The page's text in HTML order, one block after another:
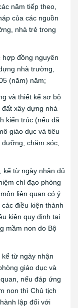
năm tiếp theo,
của các nguồn
nhà trẻ trong
đồng nguyên
nhà trường,
(năm) năm;
và thiết kế sơ bộ
xây dựng nhà
kiến trúc (nếu đã
giáo dục và tiêu
chăm sóc,
kể từ ngày nhận đủ
chỉ đạo phòng
liên quan có ý
điều kiện thành
kiện quy định tại
mầm non do Bộ
từ ngày nhận
giáo dục và
nếu đáp ứng
non thì Chủ tịch
lập đối với